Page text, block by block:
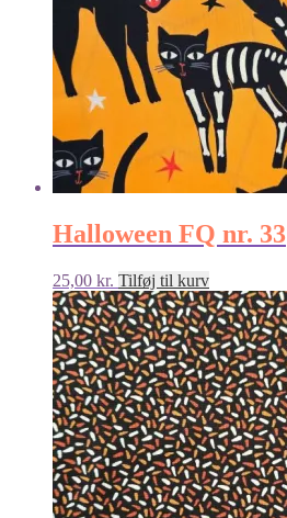
Halloween FQ nr. 33
25,00 kr. Tilføj til kurv